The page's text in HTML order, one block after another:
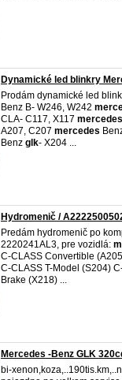
Dynamické led blinkry
Prodám dynamické led
Benz B- W246, W242
CLA- C117, X117 mercedes
A207, C207 mercedes
Benz glk- X204 ...
Hydromenič /
Predám hydromenič po
2220241AL3, pre vozidlá:
C-CLASS Convertible
C-CLASS T-Model (S204)
Brake (X218) ...
Mercedes -Benz GLK
bi-